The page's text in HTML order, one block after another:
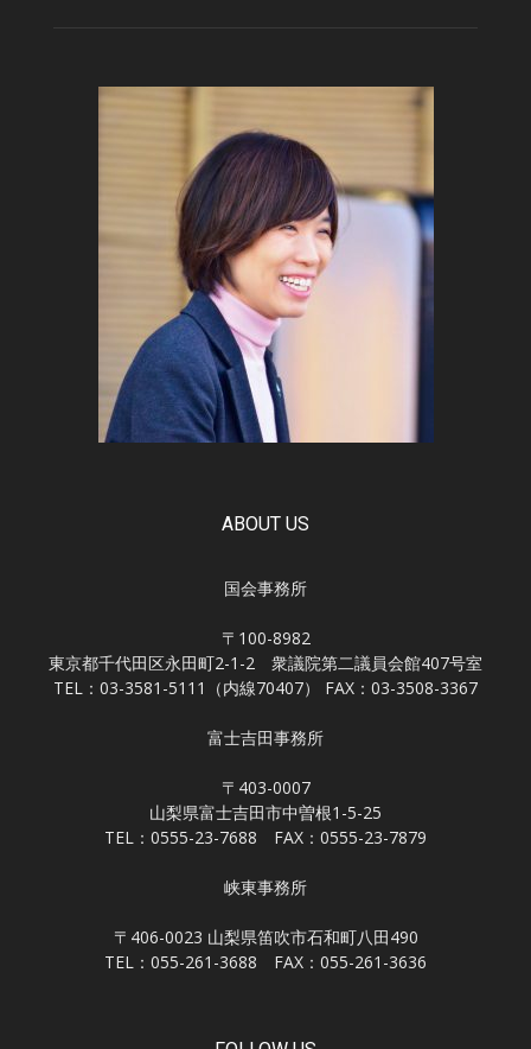
ABOUT US
国会事務所
〒100-8982
東京都千代田区永田町2-1-2 衆議院第二議員会館407号室
TEL：03-3581-5111（内線70407） FAX：03-3508-3367
富士吉田事務所
〒403-0007
山梨県富士吉田市中曽根1-5-25
TEL：0555-23-7688 FAX：0555-23-7879
峡東事務所
〒406-0023 山梨県笛吹市石和町八田490
TEL：055-261-3688 FAX：055-261-3636